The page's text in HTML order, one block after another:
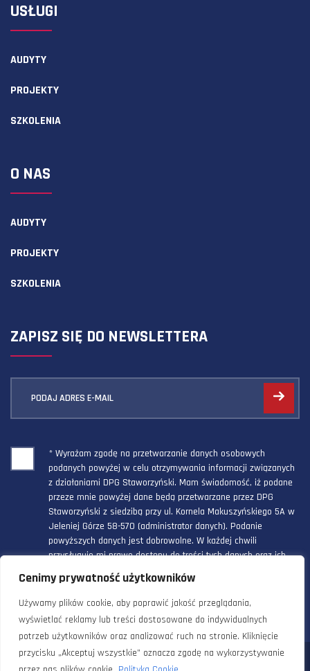
Cenimy prywatność użytkowników
Używamy plików cookie, aby poprawić jakość przeglądania,
wyświetlać reklamy lub treści dostosowane do indywidualnych
potrzeb użytkowników oraz analizować ruch na stronie. Kliknięcie
przycisku „Akceptuj wszystkie” oznacza zgodę na wykorzystywanie
USŁUGI
AUDYTY
PROJEKTY
SZKOLENIA
O NAS
AUDYTY
PROJEKTY
SZKOLENIA
ZAPISZ SIĘ DO NEWSLETTERA
PODAJ ADRES E-MAIL
* Wyrażam zgodę na przetwarzanie danych osobowych
podanych powyżej w celu otrzymywania informacji związanych
z działaniami DPG Staworzyński. Mam świadomość, iż podane
przeze mnie powyżej dane będą przetwarzane przez DPG
Staworzyński z siedzibą przy ul. Kornela Makuszyńskiego 5A w
Jeleniej Górze 58-570 (administrator danych). Podanie
powyższych danych jest dobrowolne. W każdej chwili
przysługuje mi prawo dostępu do treści tych danych oraz ich
poprawienia, a powyższa zgoda może być odwołana w każdym
czasie.
© 2024 Doradztwo Przemysłowo Gospodarcze Staworzyński. Wszelkie